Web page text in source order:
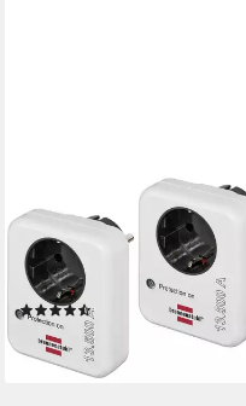
Überspannungsschutz-
Adapter 2er-Set 1506980,
Steckdosen
22,89 €
lieferbar - in 4-5 Werktagen bei dir